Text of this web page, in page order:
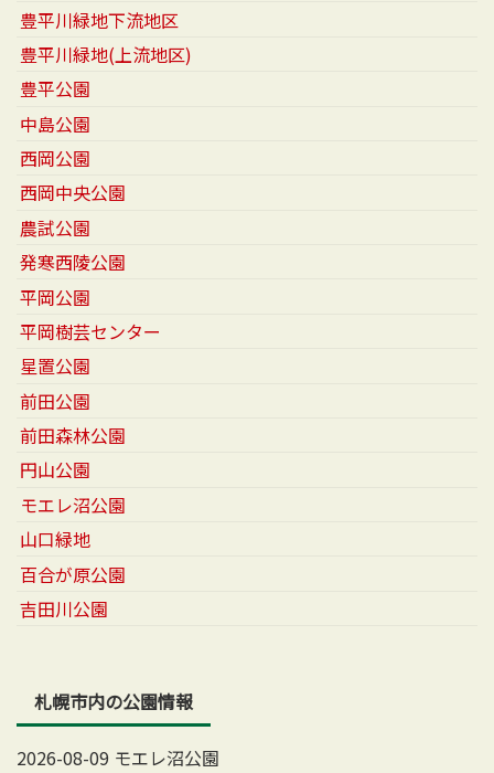
豊平川緑地下流地区
豊平川緑地(上流地区)
豊平公園
中島公園
西岡公園
西岡中央公園
農試公園
発寒西陵公園
平岡公園
平岡樹芸センター
星置公園
前田公園
前田森林公園
円山公園
モエレ沼公園
山口緑地
百合が原公園
吉田川公園
札幌市内の公園情報
2026-08-09 モエレ沼公園